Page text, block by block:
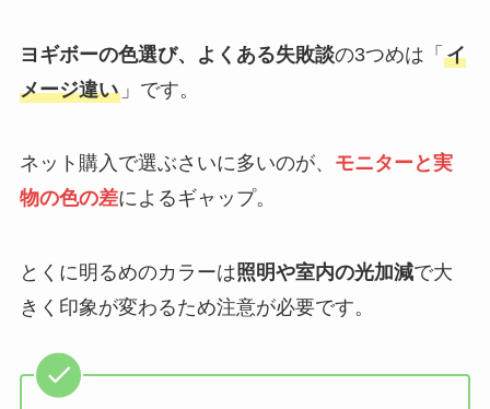
ヨギボーの色選び、よくある失敗談の3つめは「 イ
メージ違い」です。
ネット購入で選ぶさいに多いのが、 モニターと実
物の色の差によるギャップ。
とくに明るめのカラーは照明や室内の光加減で大
きく印象が変わるため注意が必要です。